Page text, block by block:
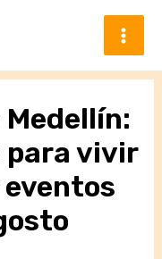
para vivir